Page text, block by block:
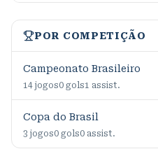
POR COMPETIÇÃO
Campeonato Brasileiro
14 jogos0 gols1 assist.
Copa do Brasil
3 jogos0 gols0 assist.